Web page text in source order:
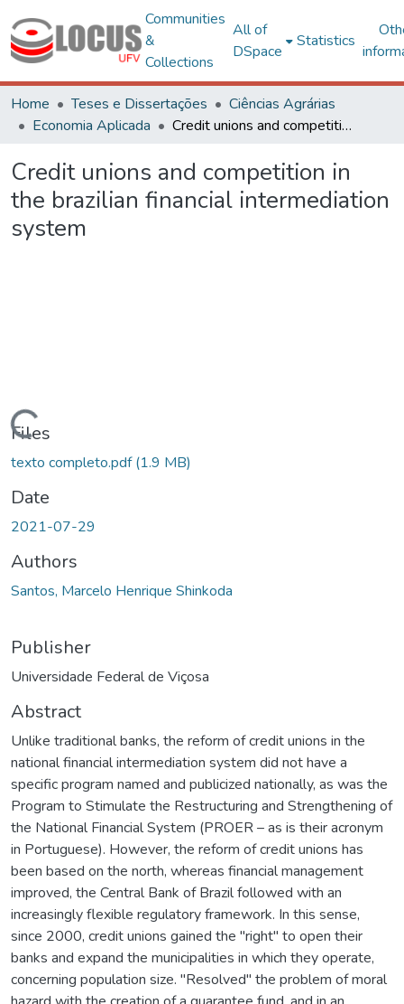
Communities
&
Collections
All of
DSpace
Statistics
Home Teses e Dissertações
Ciências Agrárias
Economia Aplicada
Credit unions and competition in the brazilian financial intermediation system
Credit unions and competition in
the brazilian financial intermediation
system
Files
texto completo.pdf(1.9 MB)
Date
2021-07-29
Authors
Santos, Marcelo Henrique Shinkoda
Publisher
Universidade Federal de Viçosa
Abstract
Unlike traditional banks, the reform of credit unions in the
national financial intermediation system did not have a
specific program named and publicized nationally, as was the
Program to Stimulate the Restructuring and Strengthening of
the National Financial System (PROER – as is their acronym
in Portuguese). However, the reform of credit unions has
been based on the north, whereas financial management
improved, the Central Bank of Brazil followed with an
increasingly flexible regulatory framework. In this sense,
since 2000, credit unions gained the "right" to open their
banks and expand the municipalities in which they operate,
concerning population size. "Resolved" the problem of moral